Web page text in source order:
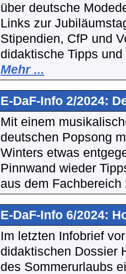
über deutsche
Links zur
Stipendien, CfP und
didaktische Tipps
Mehr ...
E-DaF-Info 2/2024:
Mit einem
deutschen Popsong
Winters etwas
Pinnwand wieder
aus dem
E-DaF-Info 6/2024:
Im letzten Infobrief
didaktischen Dossier
des Sommerurlaubs